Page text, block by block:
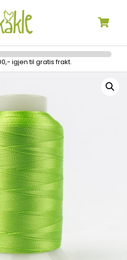
igjen til gratis frakt.